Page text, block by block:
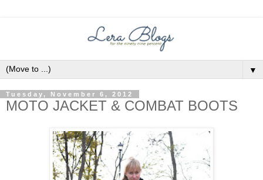
▼
Tuesday, November 6, 2012
MOTO JACKET & COMBAT BOOTS